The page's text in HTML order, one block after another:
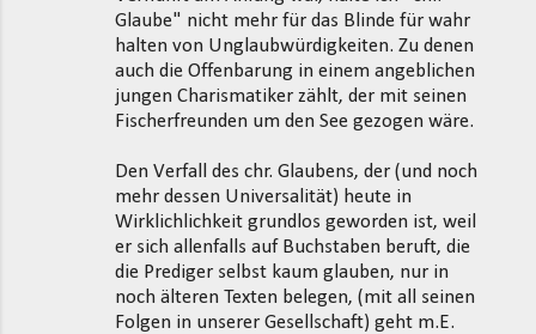
Glaube" nicht mehr für das Blinde für wahr
halten von Unglaubwürdigkeiten. Zu denen
auch die Offenbarung in einem angeblichen
jungen Charismatiker zählt, der mit seinen
Fischerfreunden um den See gezogen wäre.
Den Verfall des chr. Glaubens, der (und noch
mehr dessen Universalität) heute in
Wirklichlichkeit grundlos geworden ist, weil
er sich allenfalls auf Buchstaben beruft, die
die Prediger selbst kaum glauben, nur in
noch älteren Texten belegen, (mit all seinen
Folgen in unserer Gesellschaft) geht m.E.